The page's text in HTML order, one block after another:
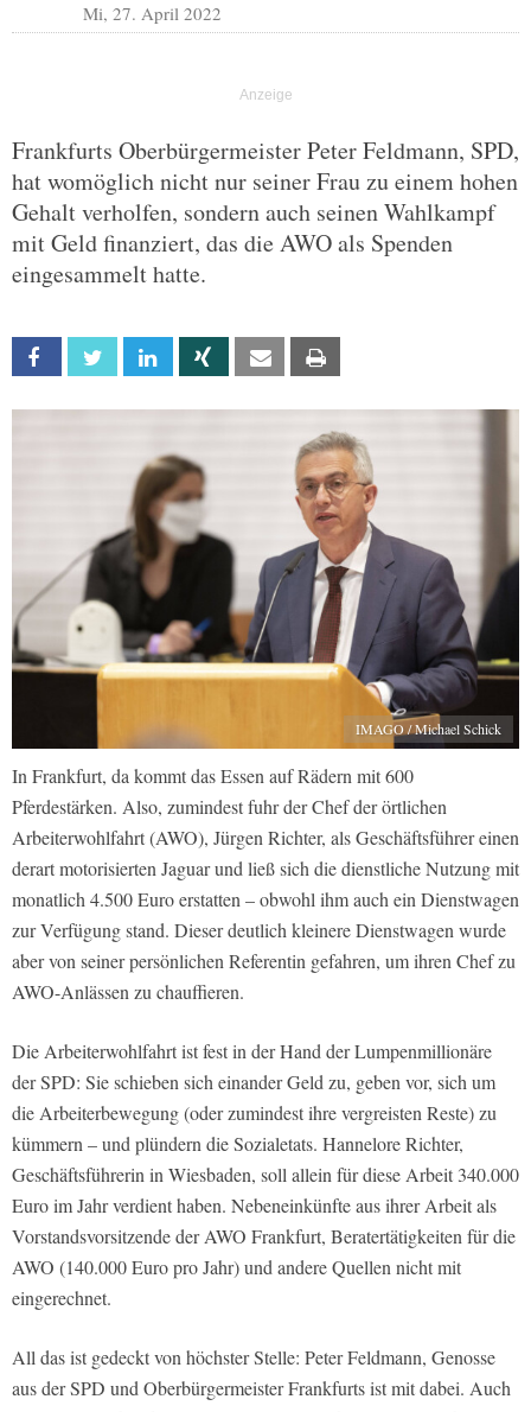
Mi, 27. April 2022
Frankfurts Oberbürgermeister Peter Feldmann, SPD,
hat womöglich nicht nur seiner Frau zu einem hohen
Gehalt verholfen, sondern auch seinen Wahlkampf
mit Geld finanziert, das die AWO als Spenden
eingesammelt hatte.
Facebook Twitter Linkedin Xing Email
IMAGO / Michael Schick
In Frankfurt, da kommt das Essen auf Rädern mit 600
Pferdestärken. Also, zumindest fuhr der Chef der örtlichen
Arbeiterwohlfahrt (AWO), Jürgen Richter, als Geschäftsführer einen
derart motorisierten Jaguar und ließ sich die dienstliche Nutzung mit
monatlich 4.500 Euro erstatten – obwohl ihm auch ein Dienstwagen
zur Verfügung stand. Dieser deutlich kleinere Dienstwagen wurde
aber von seiner persönlichen Referentin gefahren, um ihren Chef zu
AWO-Anlässen zu chauffieren.
Die Arbeiterwohlfahrt ist fest in der Hand der Lumpenmillionäre
der SPD: Sie schieben sich einander Geld zu, geben vor, sich um
die Arbeiterbewegung (oder zumindest ihre vergreisten Reste) zu
kümmern – und plündern die Sozialetats. Hannelore Richter,
Geschäftsführerin in Wiesbaden, soll allein für diese Arbeit 340.000
Euro im Jahr verdient haben. Nebeneinkünfte aus ihrer Arbeit als
Vorstandsvorsitzende der AWO Frankfurt, Beratertätigkeiten für die
AWO (140.000 Euro pro Jahr) und andere Quellen nicht mit
eingerechnet.
All das ist gedeckt von höchster Stelle: Peter Feldmann, Genosse
aus der SPD und Oberbürgermeister Frankfurts ist mit dabei. Auch